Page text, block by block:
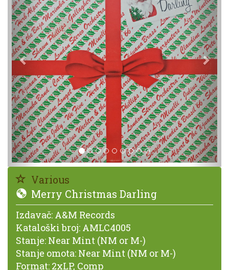
Various
Merry Christmas Darling
Izdavač: A&M Records
Kataloški broj: AMLC4005
Stanje: Near Mint (NM or M-)
Stanje omota: Near Mint (NM or M-)
Format: 2xLP, Comp